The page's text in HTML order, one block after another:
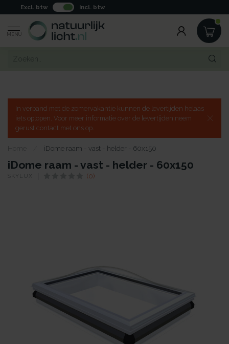
Excl. btw Incl. btw
MENU
In verband met de zomervakantie kunnen de levertijden helaas
iets oplopen. Voor meer informatie over de levertijden neem
gerust contact met ons op.
Home iDome raam - vast - helder - 60x150
iDome raam - vast - helder - 60x150
SKYLUX (0)